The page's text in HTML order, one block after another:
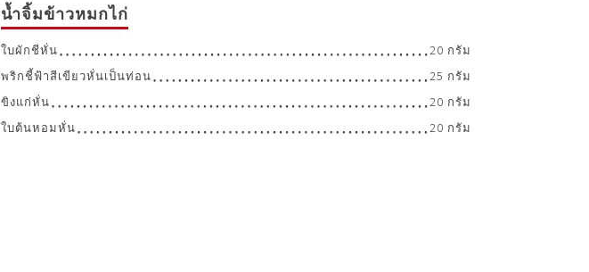
น้ำจิ้มข้าวหมกไก่
ใบผักชีหั่น
20 กรัม
พริกชี้ฟ้าสีเขียวหั่นเป็นท่อน
25 กรัม
ขิงแก่หั่น
20 กรัม
ใบต้นหอมหั่น
20 กรัม